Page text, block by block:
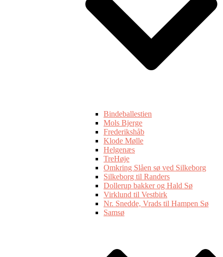
Bindeballestien
Mols Bjerge
Frederikshåb
Klode Mølle
Helgenæs
TreHøje
Omkring Slåen sø ved Silkeborg
Silkeborg til Randers
Dollerup bakker og Hald Sø
Virklund til Vestbirk
Nr. Snedde, Vrads til Hampen Sø
Samsø